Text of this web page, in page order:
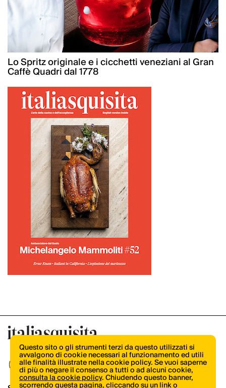
Lo Spritz originale e i cicchetti veneziani al Gran
Caffè Quadri dal 1778
Questo sito o gli strumenti terzi da questo utilizzati si
avvalgono di cookie necessari al funzionamento ed utili
alle finalità illustrate nella cookie policy. Se vuoi saperne
di più o negare il consenso a tutti o ad alcuni cookie,
consulta la cookie policy. Chiudendo questo banner,
scorrendo questa pagina, cliccando su un link o